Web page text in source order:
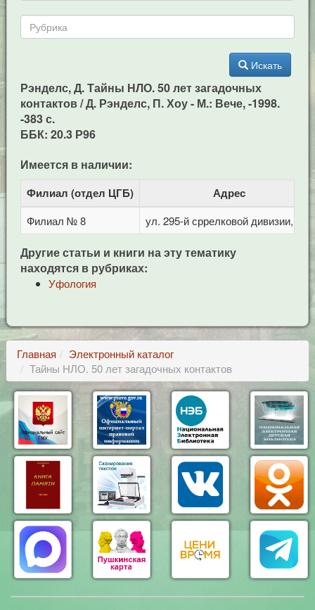
Искать
Рэнделс, Д. Тайны НЛО. 50 лет загадочных
контактов / Д. Рэнделс, П. Хоу - М.: Вече, -1998.
-383 с.
ББК: 20.3 Р96
Имеется в наличии:
Филиал (отдел ЦГБ) Адрес
Филиал № 8 ул. 295-й сррелковой дивизии, 114
Другие статьи и книги на эту тематику
находятся в рубриках:
Уфология
Главная
Электронный каталог
Тайны НЛО. 50 лет загадочных контактов